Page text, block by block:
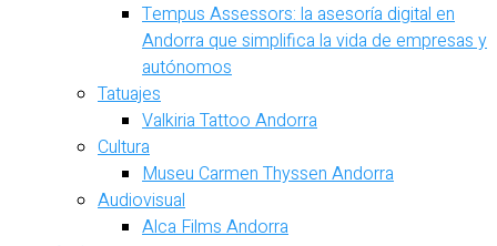
Tempus Assessors: la asesoría digital en
Andorra que simplifica la vida de empresas y
autónomos
Tatuajes
Valkiria Tattoo Andorra
Cultura
Museu Carmen Thyssen Andorra
Audiovisual
Alca Films Andorra